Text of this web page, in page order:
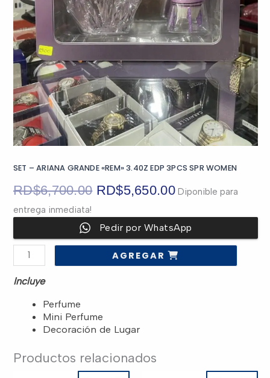
SET – ARIANA GRANDE «REM» 3.40Z EDP 3PCS SPR WOMEN
RD$6,700.00 El
precio
original
era:
RD$5,650.00El
precio
actual
es:
Diponible para
entrega inmediata!
Pedir por WhatsApp
SET
ARIANA
"REM"
3.40Z
3PCS
WOMEN
cantidad
AGREGAR
Incluye
Perfume
Mini Perfume
Decoración de Lugar
Productos relacionados